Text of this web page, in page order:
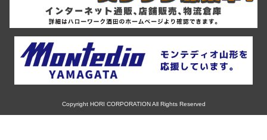
スバル
マツダ
ミツビシ
14インチ
15インチ
ヨコハマ
ダンロップ
Advanti Racing
Copyright HORI CORPORATION All Rights Reserved